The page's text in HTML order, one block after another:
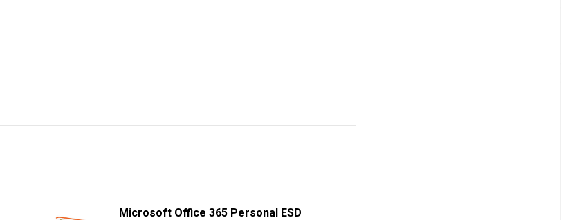
Microsoft Office 365 Personal ESD